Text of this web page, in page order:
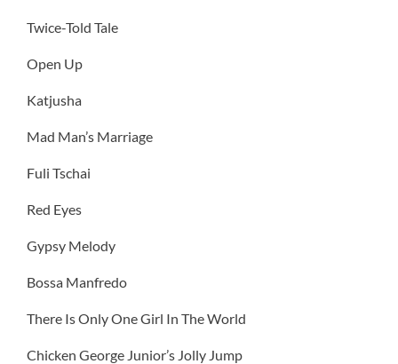
Twice-Told Tale
Open Up
Katjusha
Mad Man’s Marriage
Fuli Tschai
Red Eyes
Gypsy Melody
Bossa Manfredo
There Is Only One Girl In The World
Chicken George Junior’s Jolly Jump